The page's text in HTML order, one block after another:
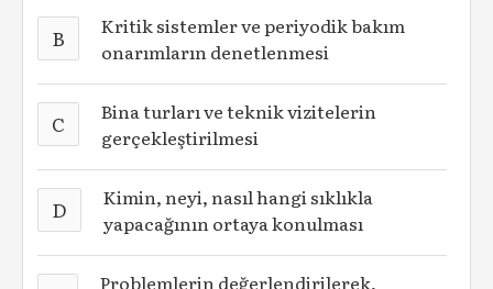
B
Kritik sistemler ve periyodik bakım
onarımların denetlenmesi
C
Bina turları ve teknik vizitelerin
gerçekleştirilmesi
D
Kimin, neyi, nasıl hangi sıklıkla
yapacağının ortaya konulması
Problemlerin değerlendirilerek,